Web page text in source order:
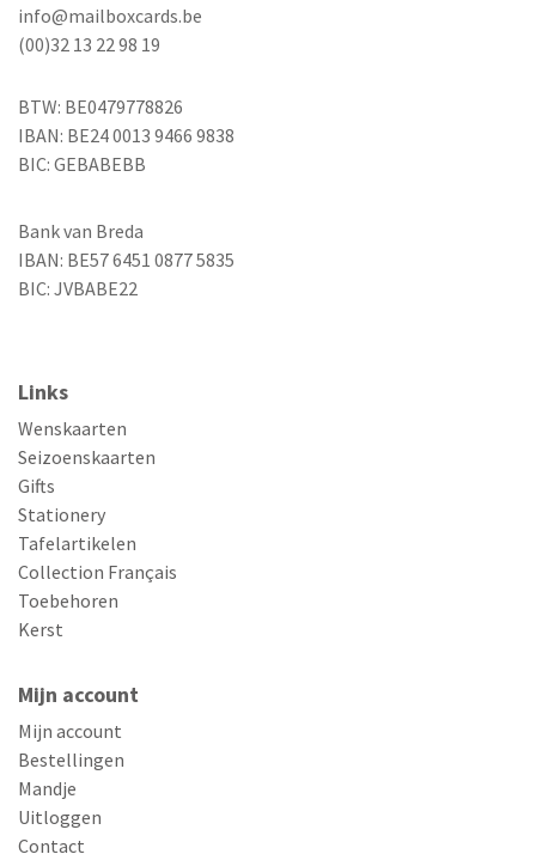
info@mailboxcards.be
(00)32 13 22 98 19
BTW: BE0479778826
IBAN: BE24 0013 9466 9838
BIC: GEBABEBB
Bank van Breda
IBAN: BE57 6451 0877 5835
BIC: JVBABE22
Links
Wenskaarten
Seizoenskaarten
Gifts
Stationery
Tafelartikelen
Collection Français
Toebehoren
Kerst
Mijn account
Mijn account
Bestellingen
Mandje
Uitloggen
Contact